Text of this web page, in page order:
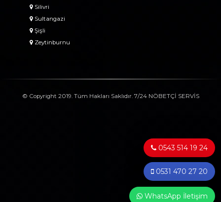
Silivri
Sultangazi
Şişli
Zeytinburnu
© Copyright 2019. Tüm Hakları Saklıdır. 7/24 NÖBETÇİ SERVİS
0543 514 19 24
0531 470 27 20
WhatsApp İletişim